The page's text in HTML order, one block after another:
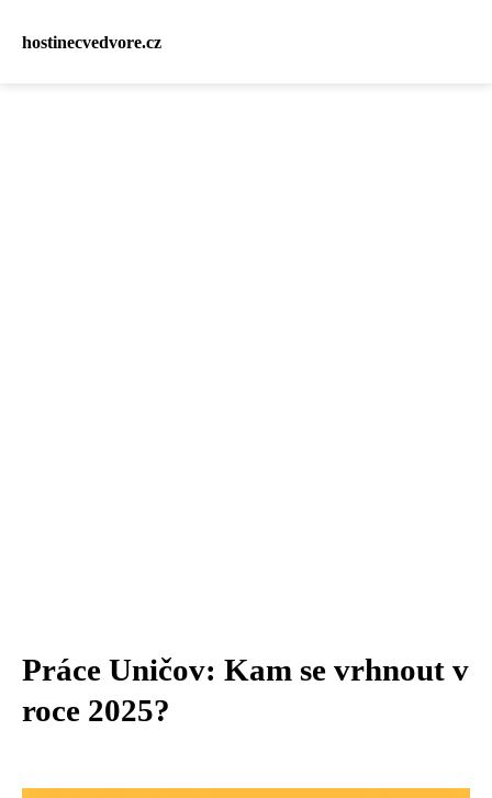
hostinecvedvore.cz
Práce Uničov: Kam se vrhnout v
roce 2025?